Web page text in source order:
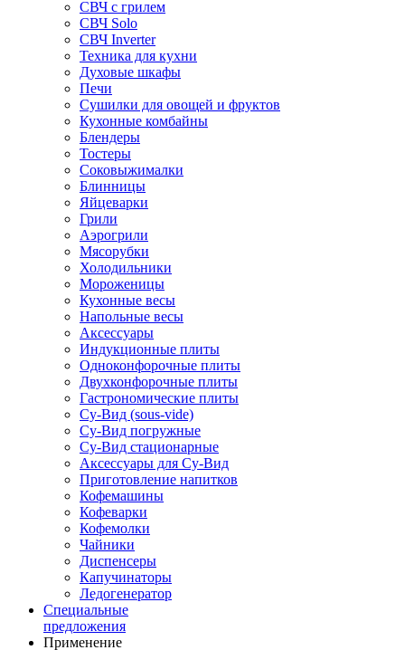
СВЧ с грилем
СВЧ Solo
СВЧ Inverter
Техника для кухни
Духовые шкафы
Печи
Сушилки для овощей и фруктов
Кухонные комбайны
Блендеры
Тостеры
Соковыжималки
Блинницы
Яйцеварки
Грили
Аэрогрили
Мясорубки
Холодильники
Мороженицы
Кухонные весы
Напольные весы
Аксессуары
Индукционные плиты
Одноконфорочные плиты
Двухконфорочные плиты
Гастрономические плиты
Су-Вид (sous-vide)
Су-Вид погружные
Су-Вид стационарные
Аксессуары для Су-Вид
Приготовление напитков
Кофемашины
Кофеварки
Кофемолки
Чайники
Диспенсеры
Капучинаторы
Ледогенератор
Специальные
предложения
Применение